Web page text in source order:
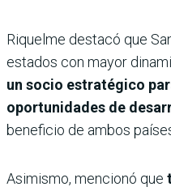
Riquelme destacó que
estados con mayor
un socio estratégico
oportunidades de
beneficio de ambos
Asimismo, mencionó que